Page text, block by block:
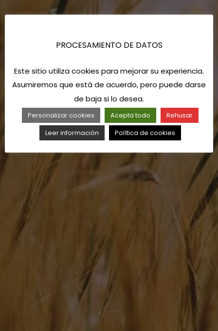
PROCESAMIENTO DE DATOS
Este sitio utiliza cookies para mejorar su experiencia.
Asumiremos que está de acuerdo, pero puede darse
de baja si lo desea.
Personalizar cookies Acepta todo
Rehusar
Leer información
Política de cookies